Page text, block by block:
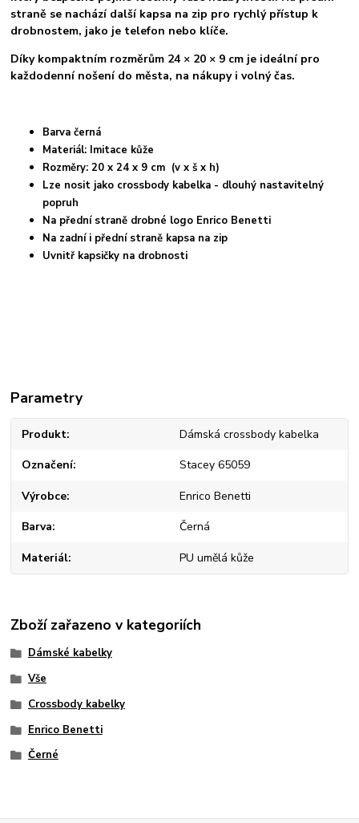
straně se nachází další kapsa na zip pro rychlý přístup k
drobnostem, jako je telefon nebo klíče.
Díky kompaktním rozměrům 24 × 20 × 9 cm je ideální pro
každodenní nošení do města, na nákupy i volný čas.
Barva černá
Materiál: Imitace kůže
Rozměry: 20 x 24 x 9 cm (v x š x h)
Lze nosit jako crossbody kabelka - dlouhý nastavitelný
popruh
Na přední straně drobné logo Enrico Benetti
Na zadní i přední straně kapsa na zip
Uvnitř kapsičky na drobnosti
Parametry
Produkt Dámská crossbody kabelka
Označení Stacey 65059
Výrobce Enrico Benetti
Barva Černá
Materiál PU umělá kůže
Zboží zařazeno v kategoriích
Dámské kabelky
Vše
Crossbody kabelky
Enrico Benetti
Černé